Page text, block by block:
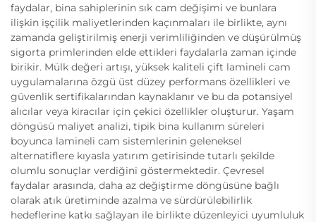
faydalar, bina sahiplerinin sık cam değişimi ve bunlara
ilişkin işçilik maliyetlerinden kaçınmaları ile birlikte, aynı
zamanda geliştirilmiş enerji verimliliğinden ve düşürülmüş
sigorta primlerinden elde ettikleri faydalarla zaman içinde
birikir. Mülk değeri artışı, yüksek kaliteli çift lamineli cam
uygulamalarına özgü üst düzey performans özellikleri ve
güvenlik sertifikalarından kaynaklanır ve bu da potansiyel
alıcılar veya kiracılar için çekici özellikler oluşturur. Yaşam
döngüsü maliyet analizi, tipik bina kullanım süreleri
boyunca lamineli cam sistemlerinin geleneksel
alternatiflere kıyasla yatırım getirisinde tutarlı şekilde
olumlu sonuçlar verdiğini göstermektedir. Çevresel
faydalar arasında, daha az değiştirme döngüsüne bağlı
olarak atık üretiminde azalma ve sürdürülebilirlik
hedeflerine katkı sağlayan ile birlikte düzenleyici uyumluluk